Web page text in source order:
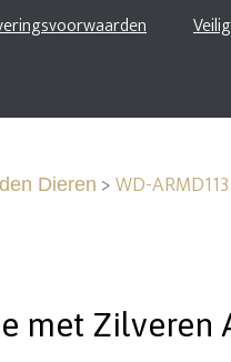
Dieren >WD-
met Zilveren